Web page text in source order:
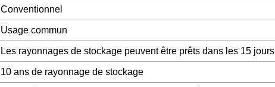
Conventionnel
Usage commun
Les rayonnages de stockage peuvent être prêts dans les 15 jours
10 ans de rayonnage de stockage